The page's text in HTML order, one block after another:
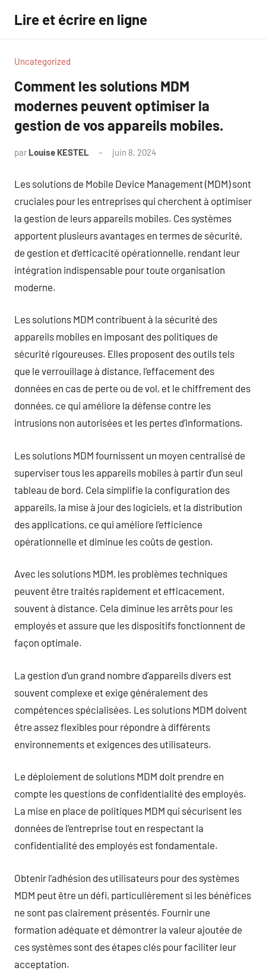
contenu
Lire et écrire en ligne
Uncategorized
Comment les solutions MDM
modernes peuvent optimiser la
gestion de vos appareils mobiles.
par Louise KESTEL juin 8, 2024
Les solutions de Mobile Device Management (MDM) sont
cruciales pour les entreprises qui cherchent à optimiser
la gestion de leurs appareils mobiles. Ces systèmes
apportent plusieurs avantages en termes de sécurité,
de gestion et d’efficacité opérationnelle, rendant leur
intégration indispensable pour toute organisation
moderne.
Les solutions MDM contribuent à la sécurité des
appareils mobiles en imposant des politiques de
sécurité rigoureuses. Elles proposent des outils tels
que le verrouillage à distance, l’effacement des
données en cas de perte ou de vol, et le chiffrement des
données, ce qui améliore la défense contre les
intrusions non autorisées et les pertes d’informations.
Les solutions MDM fournissent un moyen centralisé de
superviser tous les appareils mobiles à partir d’un seul
tableau de bord. Cela simplifie la configuration des
appareils, la mise à jour des logiciels, et la distribution
des applications, ce qui améliore l’efficience
opérationnelle et diminue les coûts de gestion.
Avec les solutions MDM, les problèmes techniques
peuvent être traités rapidement et efficacement,
souvent à distance. Cela diminue les arrêts pour les
employés et assure que les dispositifs fonctionnent de
façon optimale.
La gestion d’un grand nombre d’appareils divers est
souvent complexe et exige généralement des
compétences spécialisées. Les solutions MDM doivent
être assez flexibles pour répondre à différents
environnements et exigences des utilisateurs.
Le déploiement de solutions MDM doit prendre en
compte les questions de confidentialité des employés.
La mise en place de politiques MDM qui sécurisent les
données de l’entreprise tout en respectant la
confidentialité des employés est fondamentale.
Obtenir l’adhésion des utilisateurs pour des systèmes
MDM peut être un défi, particulièrement si les bénéfices
ne sont pas clairement présentés. Fournir une
formation adéquate et démontrer la valeur ajoutée de
ces systèmes sont des étapes clés pour faciliter leur
acceptation.